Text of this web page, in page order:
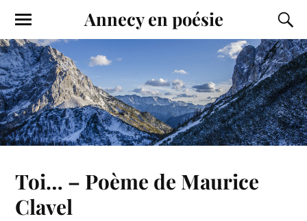
Annecy en poésie
Toi… – Poème de Maurice
Clavel